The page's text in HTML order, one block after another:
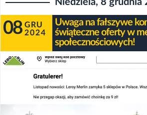
Niedziela, 8 grudnia
08 GRU
2024
Uwaga na fałszywe
świąteczne oferty w
społecznościowych!